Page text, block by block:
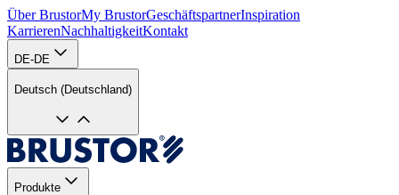
Über BrustorMy BrustorGeschäftspartnerInspiration
KarrierenNachhaltigkeitKontakt
DE-DE
Deutsch (Deutschland)
Produkte